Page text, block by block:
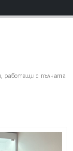
работещи с пълната